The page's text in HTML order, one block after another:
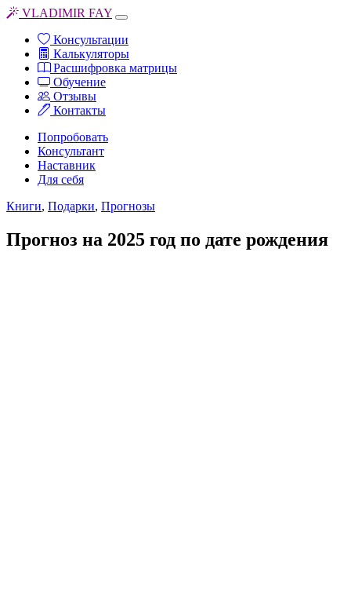
VLADIMIR FAY
Консультации
Калькуляторы
Расшифровка матрицы
Обучение
Отзывы
Контакты
Попробовать
Консультант
Наставник
Для себя
Книги, Подарки, Прогнозы
Прогноз на 2025 год по дате рождения